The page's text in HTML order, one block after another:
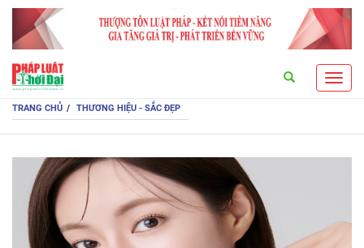
TRANG CHỦ THƯƠNG HIỆU - SẮC ĐẸP